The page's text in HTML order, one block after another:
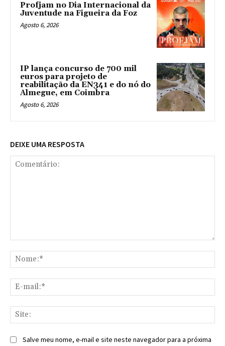
Profjam no Dia Internacional da
Juventude na Figueira da Foz
Agosto 6, 2026
IP lança concurso de 700 mil
euros para projeto de
reabilitação da EN341 e do nó do
Almegue, em Coimbra
Agosto 6, 2026
DEIXE UMA RESPOSTA
Salve meu nome, e-mail e site neste navegador para a próxima